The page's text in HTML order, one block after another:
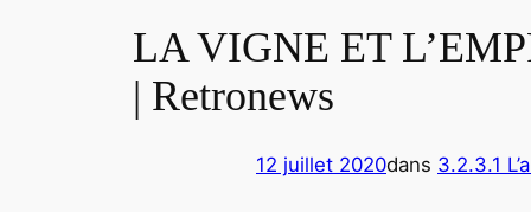
LA VIGNE ET
| Retronews
12 juillet 2020dans 3.2.3.1